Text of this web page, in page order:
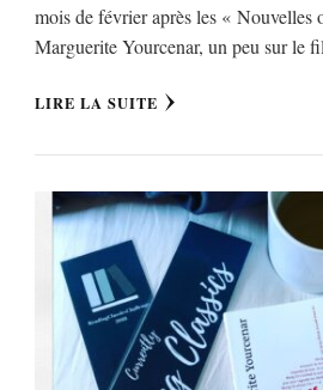
mois de février après les « Nouvelles
Marguerite Yourcenar, un peu sur le
LIRE LA SUITE